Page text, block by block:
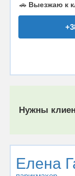
🚗 Выезжаю к
Нужны
Елена